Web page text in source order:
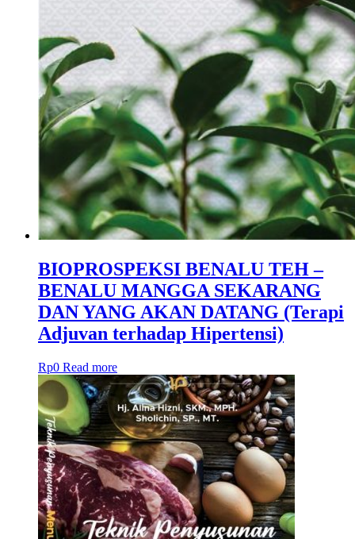
BIOPROSPEKSI BENALU TEH –
BENALU MANGGA SEKARANG
DAN YANG AKAN DATANG (Terapi
Adjuvan terhadap Hipertensi)
Rp0 Read more